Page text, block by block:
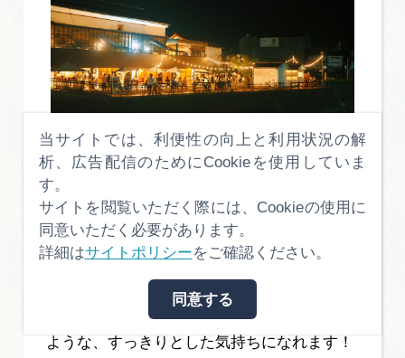
さっきまでの賑やかで熱い空間とは対照的。
このHOTな世界とCOOLな世界のギャップ
が、郡上おどりのたまらないところです。
サウナでいうと「ととのった」…日常の中の
悩みや疲れをキレイに洗い流してくれるかの
ような、すっきりとした気持ちになれます！
当サイトでは、利便性の向上と利用状況の解
析、広告配信のためにCookieを使用していま
す。
サイトを閲覧いただく際には、Cookieの使用に
同意いただく必要があります。
詳細はサイトポリシーをご確認ください。
同意する